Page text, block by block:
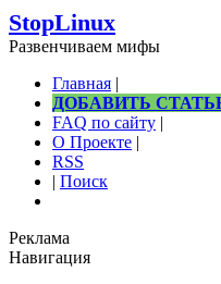
StopLinux
Развенчиваем мифы
Главная |
ДОБАВИТЬ
FAQ по сайту |
О Проекте |
RSS
| Поиск
Реклама
Навигация